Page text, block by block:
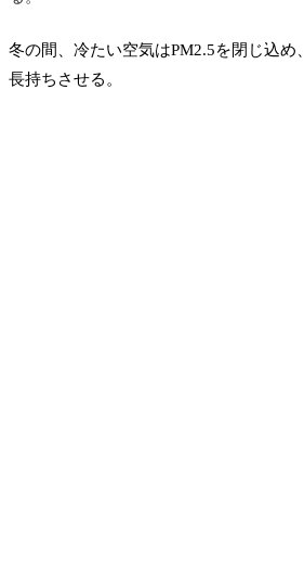
冬の間、冷たい空気はPM2.5を閉じ込め
長持ちさせる。